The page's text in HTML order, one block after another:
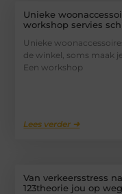
Unieke
workshop servies
Unieke
de winkel, soms maak
Een workshop
Lees verder ➜
Van verkeersstress
123theorie jou op weg